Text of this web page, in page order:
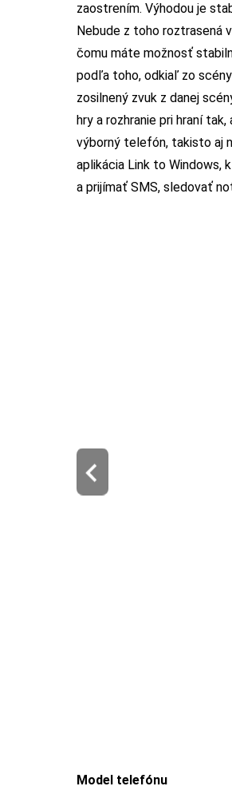
zaostrením. Výhodou je
Nebude z toho roztrasená
čomu máte možnosť
podľa toho, odkiaľ zo
zosilnený zvuk z danej
hry a rozhranie pri hraní
výborný telefón, takisto aj
aplikácia Link to Windows,
a prijímať SMS, sledovať
Model telefónu